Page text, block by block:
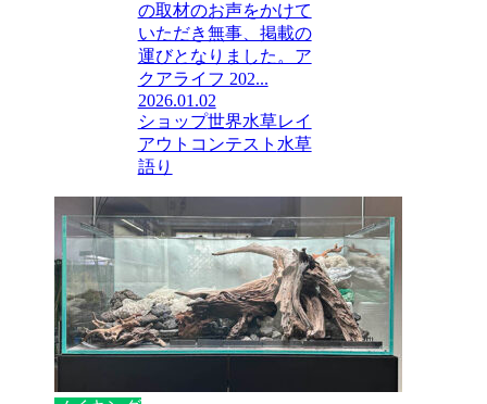
の取材のお声をかけて
いただき無事、掲載の
運びとなりました。ア
クアライフ 202...
2026.01.02
ショップ世界水草レイ
アウトコンテスト 水草
語り